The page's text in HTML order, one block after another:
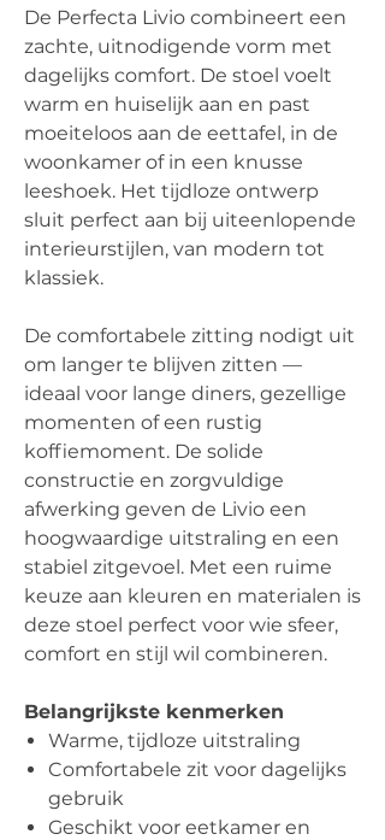
De Perfecta Livio combineert een
zachte, uitnodigende vorm met
dagelijks comfort. De stoel voelt
warm en huiselijk aan en past
moeiteloos aan de eettafel, in de
woonkamer of in een knusse
leeshoek. Het tijdloze ontwerp
sluit perfect aan bij uiteenlopende
interieurstijlen, van modern tot
klassiek.
De comfortabele zitting nodigt uit
om langer te blijven zitten —
ideaal voor lange diners, gezellige
momenten of een rustig
koffiemoment. De solide
constructie en zorgvuldige
afwerking geven de Livio een
hoogwaardige uitstraling en een
stabiel zitgevoel. Met een ruime
keuze aan kleuren en materialen is
deze stoel perfect voor wie sfeer,
comfort en stijl wil combineren.
Belangrijkste kenmerken
Warme, tijdloze uitstraling
Comfortabele zit voor dagelijks
gebruik
Geschikt voor eetkamer en